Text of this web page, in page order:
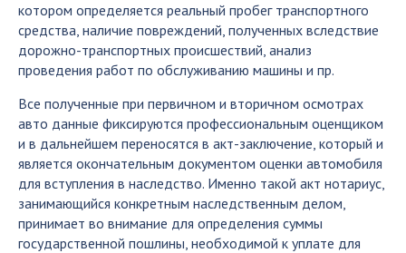
котором определяется реальный пробег транспортного
средства, наличие повреждений, полученных вследствие
дорожно-транспортных происшествий, анализ
проведения работ по обслуживанию машины и пр.
Все полученные при первичном и вторичном осмотрах
авто данные фиксируются профессиональным оценщиком
и в дальнейшем переносятся в акт-заключение, который и
является окончательным документом оценки автомобиля
для вступления в наследство. Именно такой акт нотариус,
занимающийся конкретным наследственным делом,
принимает во внимание для определения суммы
государственной пошлины, необходимой к уплате для